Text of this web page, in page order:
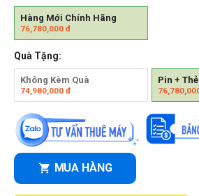
Hàng Mới Chính Hãng
76,780,000 đ
Quà Tặng:
Không Kèm Quà
74,980,000 đ
Pin +
MUA HÀNG